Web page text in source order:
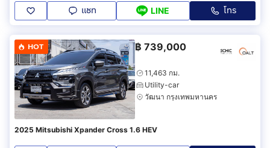
แชท LINE โทร
HOT ฿ 739,000
11,463 กม.
Utility-car
วัฒนา กรุงเทพมหานคร
2025 Mitsubishi Xpander Cross 1.6 HEV